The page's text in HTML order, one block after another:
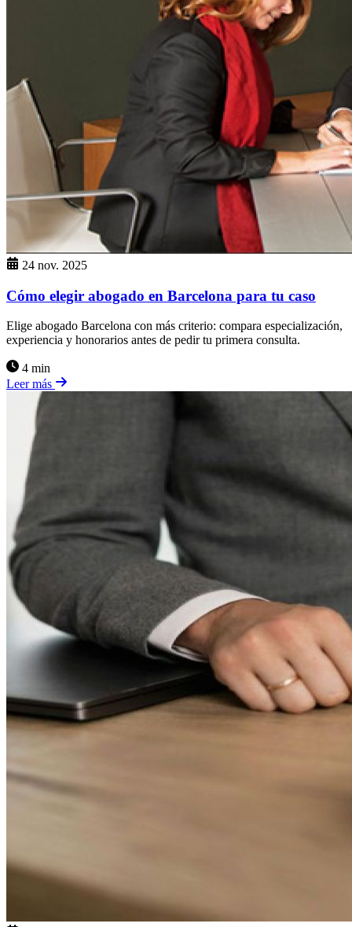
24 nov. 2025
Cómo elegir abogado en Barcelona para tu caso
Elige abogado Barcelona con más criterio: compara especialización,
experiencia y honorarios antes de pedir tu primera consulta.
4 min
Leer más